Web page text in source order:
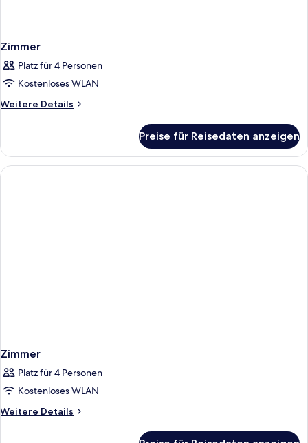
Zimmer
Platz für 4 Personen
Kostenloses WLAN
Weitere Details
Weitere
Preise für Reisedaten anzeigen
Zimmer
Platz für 4 Personen
Kostenloses WLAN
Weitere Details
Weitere